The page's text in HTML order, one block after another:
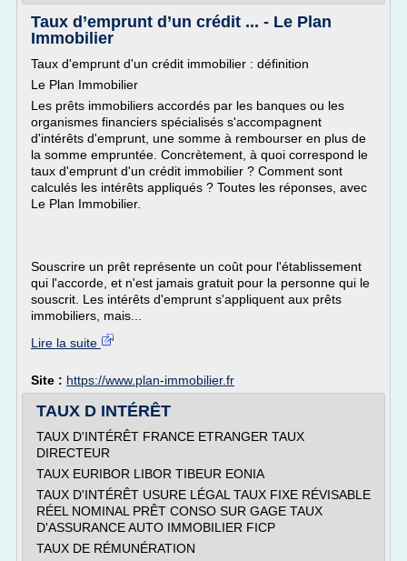
Taux d’emprunt d’un crédit ... - Le Plan
Immobilier
Taux d'emprunt d'un crédit immobilier : définition
Le Plan Immobilier
Les prêts immobiliers accordés par les banques ou les
organismes financiers spécialisés s'accompagnent
d'intérêts d'emprunt, une somme à rembourser en plus de
la somme empruntée. Concrètement, à quoi correspond le
taux d'emprunt d'un crédit immobilier ? Comment sont
calculés les intérêts appliqués ? Toutes les réponses, avec
Le Plan Immobilier.
Souscrire un prêt représente un coût pour l'établissement
qui l'accorde, et n'est jamais gratuit pour la personne qui le
souscrit. Les intérêts d'emprunt s'appliquent aux prêts
immobiliers, mais...
Lire la suite
Site : https://www.plan-immobilier.fr
TAUX D INTÉRÊT
TAUX D'INTÉRÊT FRANCE ETRANGER TAUX
DIRECTEUR
TAUX EURIBOR LIBOR TIBEUR EONIA
TAUX D'INTÉRÊT USURE LÉGAL TAUX FIXE RÉVISABLE
RÉEL NOMINAL PRÊT CONSO SUR GAGE TAUX
D'ASSURANCE AUTO IMMOBILIER FICP
TAUX DE RÉMUNÉRATION